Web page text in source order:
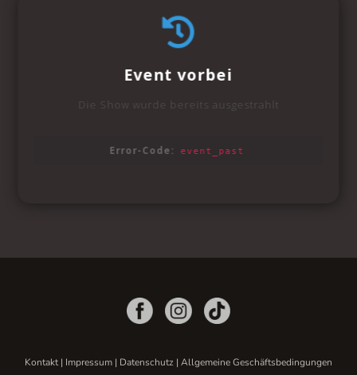
Kontakt| Impressum | Datenschutz | Allgemeine Geschäftsbedingungen